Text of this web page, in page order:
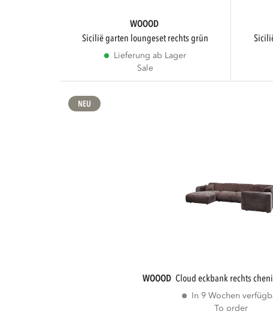
WOOOD
sicilië garten loungeset rechts grün
Lieferung ab Lager
Sale
NEU
WOOOD cloud eckbank rechts
In 9 Wochen
To order